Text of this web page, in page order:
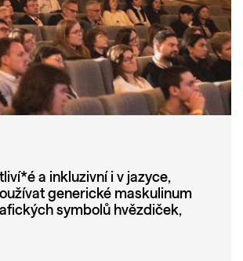
a inkluzivní i v jazyce,
generické maskulinum
symbolů hvězdiček,